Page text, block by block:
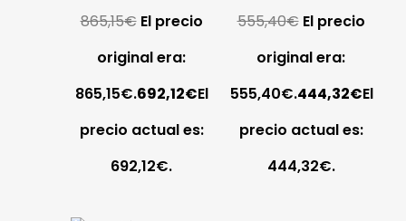
865,15€ El precio
original era:
865,15€.692,12€El
precio actual es:
692,12€.
555,40€ El precio
original era:
555,40€.444,32€El
precio actual es:
444,32€.